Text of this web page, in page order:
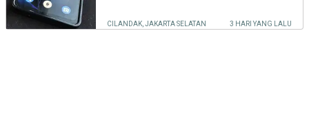
CILANDAK, JAKARTA SELATAN 3 HARI YANG LALU